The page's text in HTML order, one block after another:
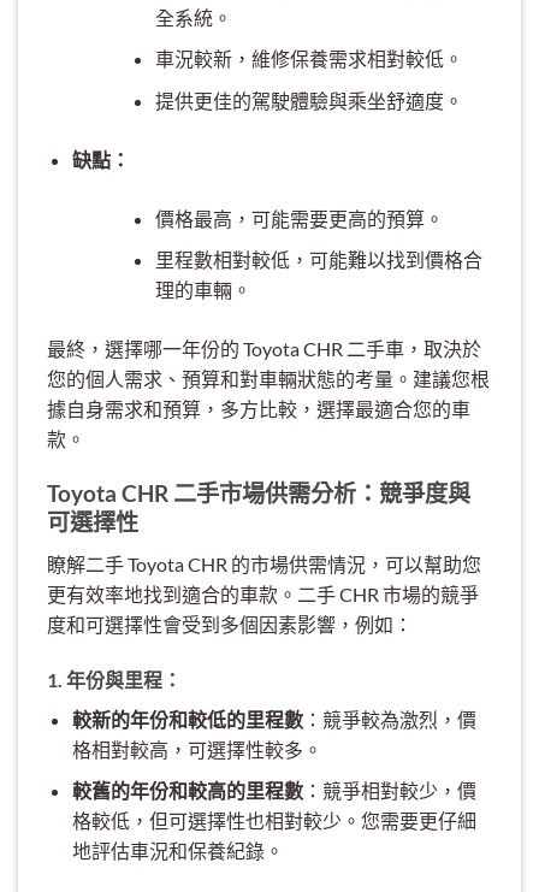
全系統。
車況較新，維修保養需求相對較低。
提供更佳的駕駛體驗與乘坐舒適度。
缺點：
價格最高，可能需要更高的預算。
里程數相對較低，可能難以找到價格合
理的車輛。
最終，選擇哪一年份的 Toyota CHR 二手車，取決於
您的個人需求、預算和對車輛狀態的考量。建議您根
據自身需求和預算，多方比較，選擇最適合您的車
款。
Toyota CHR 二手市場供需分析：競爭度與
可選擇性
瞭解二手 Toyota CHR 的市場供需情況，可以幫助您
更有效率地找到適合的車款。二手 CHR 市場的競爭
度和可選擇性會受到多個因素影響，例如：
1. 年份與里程：
較新的年份和較低的里程數：競爭較為激烈，價
格相對較高，可選擇性較多。
較舊的年份和較高的里程數：競爭相對較少，價
格較低，但可選擇性也相對較少。您需要更仔細
地評估車況和保養紀錄。